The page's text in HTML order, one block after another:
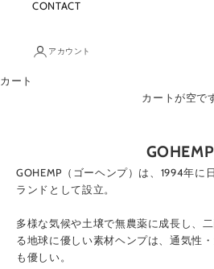
CONTACT
アカウント
カート
カートが空で
GOHEMP
GOHEMP（ゴーヘンプ）は、1994年に
ランドとして設立。
多様な気候や土壌で無農薬に成長し、
る地球に優しい素材ヘンプは、通気性
も優しい。